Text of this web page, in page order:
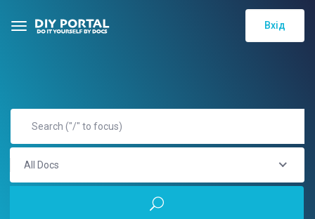
Вхід
All Docs